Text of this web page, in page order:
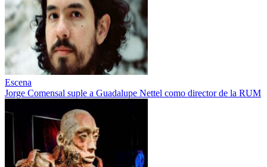
Escena
Jorge Comensal suple a Guadalupe Nettel como director de la RUM